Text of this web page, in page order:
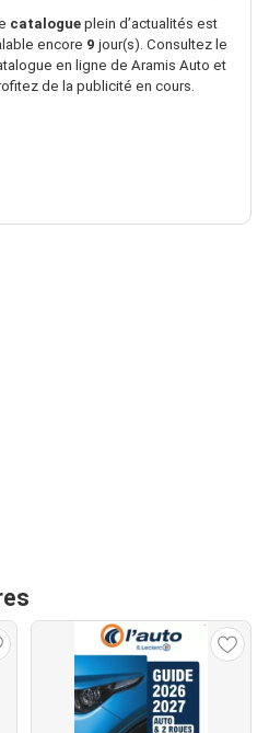
catalogueplein d’actualités est
encore 9 jour(s). Consultez le
en ligne de Aramis Auto et
de la publicité en cours.